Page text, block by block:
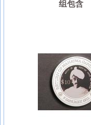
组包含